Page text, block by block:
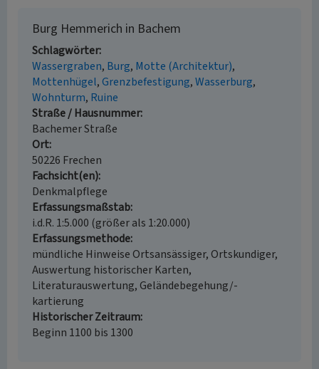
Burg Hemmerich in Bachem
Schlagwörter
Wassergraben Burg Motte (Architektur)
Mottenhügel Grenzbefestigung Wasserburg
Wohnturm Ruine
Straße / Hausnummer
Bachemer Straße
Ort
50226 Frechen
Fachsicht(en)
Denkmalpflege
Erfassungsmaßstab
i.d.R. 1:5.000 (größer als 1:20.000)
Erfassungsmethode
mündliche Hinweise Ortsansässiger, Ortskundiger,
Auswertung historischer Karten,
Literaturauswertung, Geländebegehung/-
kartierung
Historischer Zeitraum
Beginn 1100 bis 1300